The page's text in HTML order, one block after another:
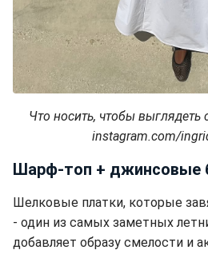
Что носить, чтобы выглядеть
instagram.com/
Шарф-топ + джинсовые
Шелковые платки, которые
- один из самых заметных
добавляет образу смелости и